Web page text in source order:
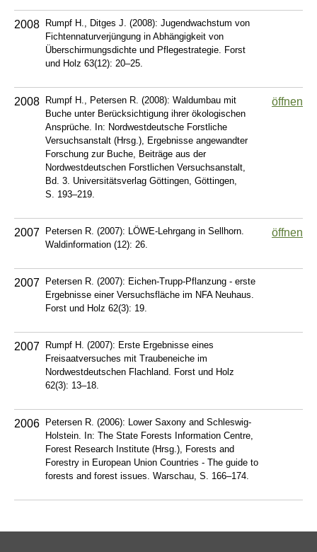
2008 Rumpf H., Ditges J. (2008): Jugendwachstum von
Fichtennaturverjüngung in Abhängigkeit von
Überschirmungsdichte und Pflegestrategie. Forst
und Holz 63(12): 20–25.
2008 Rumpf H., Petersen R. (2008): Waldumbau mit
Buche unter Berücksichtigung ihrer ökologischen
Ansprüche. In: Nordwestdeutsche Forstliche
Versuchsanstalt (Hrsg.), Ergebnisse angewandter
Forschung zur Buche, Beiträge aus der
Nordwestdeutschen Forstlichen Versuchsanstalt,
Bd. 3. Universitätsverlag Göttingen, Göttingen,
S. 193–219.
öffnen
2007 Petersen R. (2007): LÖWE-Lehrgang in Sellhorn.
Waldinformation (12): 26.
öffnen
2007 Petersen R. (2007): Eichen-Trupp-Pflanzung - erste
Ergebnisse einer Versuchsfläche im NFA Neuhaus.
Forst und Holz 62(3): 19.
2007 Rumpf H. (2007): Erste Ergebnisse eines
Freisaatversuches mit Traubeneiche im
Nordwestdeutschen Flachland. Forst und Holz
62(3): 13–18.
2006 Petersen R. (2006): Lower Saxony and Schleswig-
Holstein. In: The State Forests Information Centre,
Forest Research Institute (Hrsg.), Forests and
Forestry in European Union Countries - The guide to
forests and forest issues. Warschau, S. 166–174.